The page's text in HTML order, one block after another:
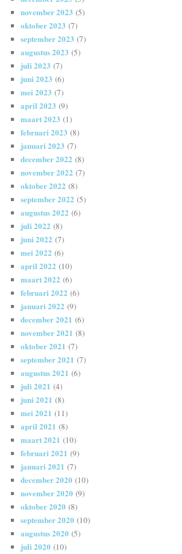
november 2023 (5)
oktober 2023 (7)
september 2023 (7)
augustus 2023 (5)
juli 2023 (7)
juni 2023 (6)
mei 2023 (7)
april 2023 (9)
maart 2023 (1)
februari 2023 (8)
januari 2023 (7)
december 2022 (8)
november 2022 (7)
oktober 2022 (8)
september 2022 (5)
augustus 2022 (6)
juli 2022 (8)
juni 2022 (7)
mei 2022 (6)
april 2022 (10)
maart 2022 (6)
februari 2022 (6)
januari 2022 (9)
december 2021 (6)
november 2021 (8)
oktober 2021 (7)
september 2021 (7)
augustus 2021 (6)
juli 2021 (4)
juni 2021 (8)
mei 2021 (11)
april 2021 (8)
maart 2021 (10)
februari 2021 (9)
januari 2021 (7)
december 2020 (10)
november 2020 (9)
oktober 2020 (8)
september 2020 (10)
augustus 2020 (5)
juli 2020 (10)